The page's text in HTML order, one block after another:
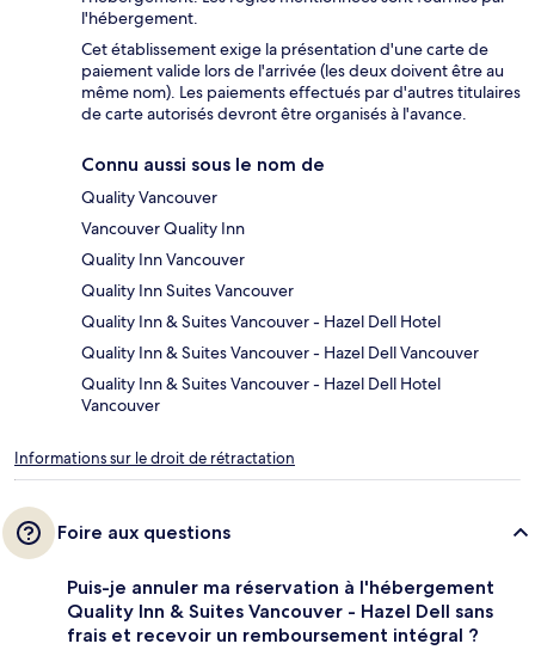
l'hébergement.
Cet établissement exige la présentation d'une carte de
paiement valide lors de l'arrivée (les deux doivent être au
même nom). Les paiements effectués par d'autres titulaires
de carte autorisés devront être organisés à l'avance.
Connu aussi sous le nom de
Quality Vancouver
Vancouver Quality Inn
Quality Inn Vancouver
Quality Inn Suites Vancouver
Quality Inn & Suites Vancouver - Hazel Dell Hotel
Quality Inn & Suites Vancouver - Hazel Dell Vancouver
Quality Inn & Suites Vancouver - Hazel Dell Hotel
Vancouver
Informations sur le droit de rétractation
Foire aux questions
Puis-je annuler ma réservation à l'hébergement
Quality Inn & Suites Vancouver - Hazel Dell sans
frais et recevoir un remboursement intégral ?